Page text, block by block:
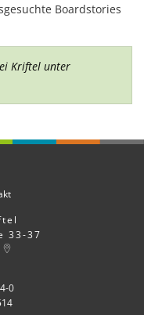
Boardstories
Kriftel unter
33-37
0